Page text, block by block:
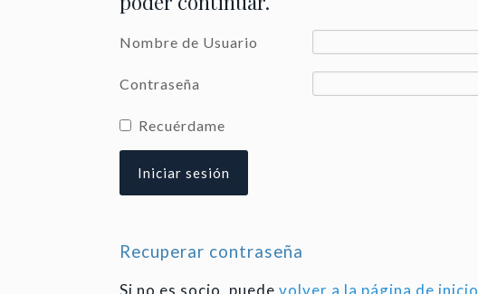
Nombre de Usuario
Contraseña
Recuérdame
Recuperar contraseña
Si no es socio, puedevolver a la página de inicio